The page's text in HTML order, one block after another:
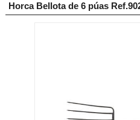
Horca Bellota de 6 púas